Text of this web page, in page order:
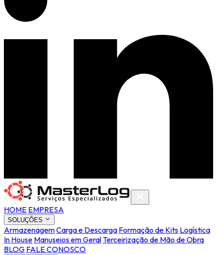
HOME EMPRESA
SOLUÇÕES
ArmazenagemCarga e Descarga Formação de Kits Logística
In House Manuseios em GeralTerceirização de Mão de Obra
BLOG FALE CONOSCO